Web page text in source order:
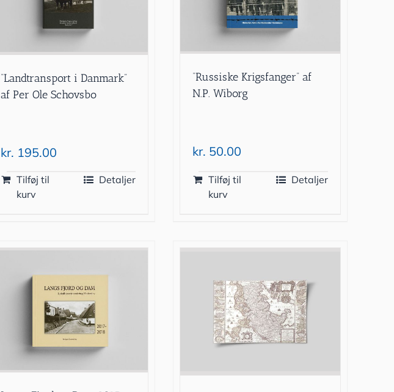
“Landtransport i Danmark”
af Per Ole Schovsbo
kr. 195.00
Tilføj til
kurv
Detaljer
“Russiske Krigsfanger” af
N.P. Wiborg
kr. 50.00
Tilføj til
kurv
Detaljer